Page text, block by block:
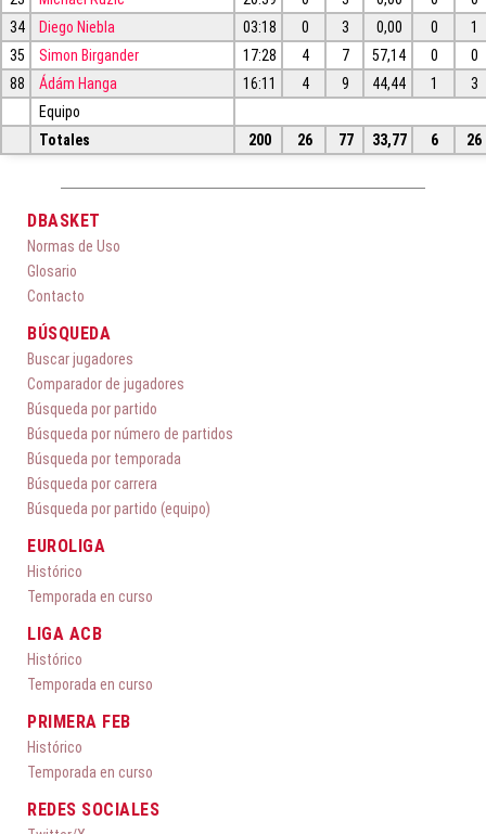
34
Diego Niebla 03:18 0 3 0,00 0
1
35
Simon Birgander 17:28 4 7 57,14 0
0
88
Ádám Hanga 16:11 4 9 44,44 1
3
Equipo
Totales
200 26 77 33,77 6 26
DBASKET
Normas de Uso
Glosario
Contacto
BÚSQUEDA
Buscar jugadores
Comparador de jugadores
Búsqueda por partido
Búsqueda por número de partidos
Búsqueda por temporada
Búsqueda por carrera
Búsqueda por partido (equipo)
EUROLIGA
Histórico
Temporada en curso
LIGA ACB
Histórico
Temporada en curso
PRIMERA FEB
Histórico
Temporada en curso
REDES SOCIALES